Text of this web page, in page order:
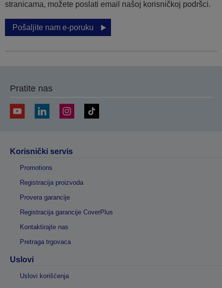
stranicama, možete poslati email našoj korisničkoj podršci.
Pošaljite nam e-poruku
Pratite nas
Korisnički servis
Promotions
Registracija proizvoda
Provera garancije
Registracija garancije CoverPlus
Kontaktirajte nas
Pretraga trgovaca
Uslovi
Uslovi korišćenja